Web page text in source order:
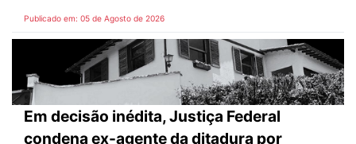
Publicado em: 05 de Agosto de 2026
Em decisão inédita, Justiça Federal
condena ex-agente da ditadura por